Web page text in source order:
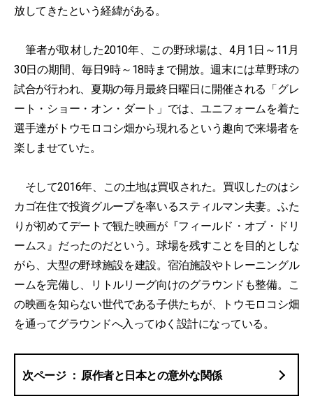
放してきたという経緯がある。
筆者が取材した2010年、この野球場は、4月1日～11月
30日の期間、毎日9時～18時まで開放。週末には草野球の
試合が行われ、夏期の毎月最終日曜日に開催される「グレ
ート・ショー・オン・ダート」では、ユニフォームを着た
選手達がトウモロコシ畑から現れるという趣向で来場者を
楽しませていた。
そして2016年、この土地は買収された。買収したのはシ
カゴ在住で投資グループを率いるスティルマン夫妻。ふた
りが初めてデートで観た映画が『フィールド・オブ・ドリ
ームス』だったのだという。球場を残すことを目的としな
がら、大型の野球施設を建設。宿泊施設やトレーニングル
ームを完備し、リトルリーグ向けのグラウンドも整備。こ
の映画を知らない世代である子供たちが、トウモロコシ畑
を通ってグラウンドへ入ってゆく設計になっている。
原作者と日本との意外な関係